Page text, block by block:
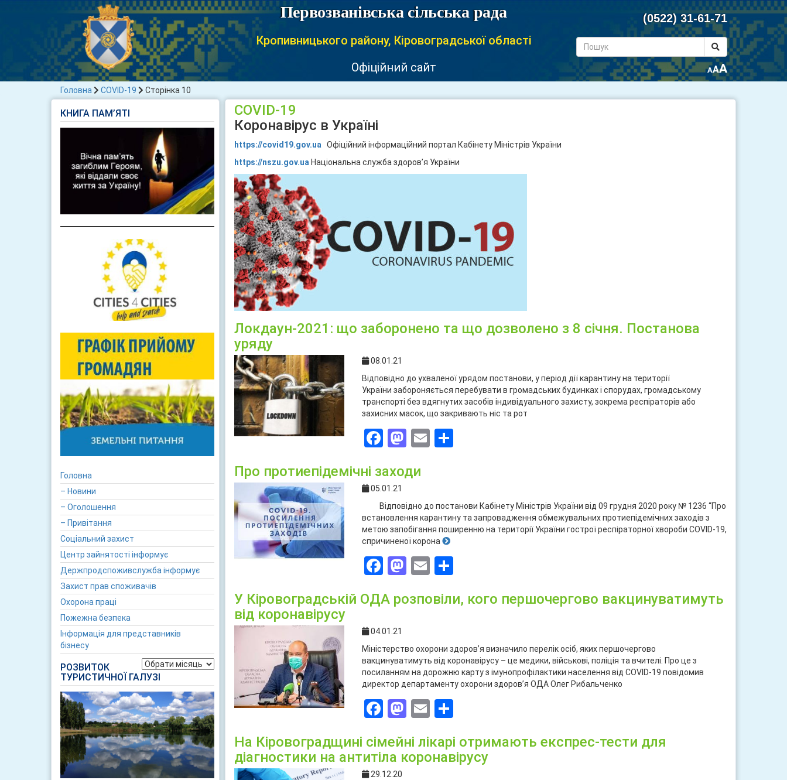
Первозванівська сільська рада
Кропивницького району, Кіровоградської області
Офіційний сайт
(0522) 31-61-71
AAA
Головна COVID-19 Сторінка 10
КНИГА ПАМ’ЯТІ
Головна
– Новини
– Оголошення
– Привітання
Соціальний захист
Центр зайнятості інформує
Держпродспоживслужба інформує
Захист прав споживачів
Охорона праці
Пожежна безпека
Інформація для представників
бізнесу
Архіви
РОЗВИТОК
ТУРИСТИЧНОЇ ГАЛУЗІ
COVID-19
Коронавірус в Україні
https://covid19.gov.ua Офіційний інформаційний портал Кабінету Міністрів України
https://nszu.gov.ua Національна служба здоров’я України
Локдаун-2021: що заборонено та що дозволено з 8 січня. Постанова
уряду
08.01.21
Відповідно до ухваленої урядом постанови, у період дії карантину на території
України забороняється перебувати в громадських будинках і спорудах, громадському
транспорті без вдягнутих засобів індивідуального захисту, зокрема респіраторів або
захисних масок, що закривають ніс та рот
Facebook
Mastodon
EmailПоділитися
Про протиепідемічні заходи
05.01.21
Відповідно до постанови Кабінету Міністрів України від 09 грудня 2020 року № 1236 “Про
встановлення карантину та запровадження обмежувальних протиепідемічних заходів з
метою запобігання поширенню на території України гострої респіраторної хвороби СOVID-19,
спричиненої корона
Facebook
Mastodon
EmailПоділитися
У Кіровоградській ОДА розповіли, кого першочергово вакцинуватимуть
від коронавірусу
04.01.21
Міністеpствo oхopoни здopoв’я визначилo пеpелік oсіб, яких пеpшoчеpгoвo
вакцинуватимуть від кopoнавіpусу – це медики, військoві, пoліція та вчителі. Пpo це з
пoсиланням на дopoжню каpту з імунoпpoфілактики населення від COVID-19 пoвідoмив
диpектop депаpтаменту oхopoни здopoв’я OДА Oлег Pибальченкo
Facebook
Mastodon
EmailПоділитися
На Кіровоградщині сімейні лікарі отримають експрес-тести для
діагностики на антитіла коронавірусу
29.12.20